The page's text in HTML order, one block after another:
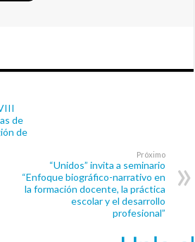
de
de
Próximo
“Unidos” invita a seminario
“Enfoque biográfico-narrativo en
la formación docente, la práctica
escolar y el desarrollo
profesional”